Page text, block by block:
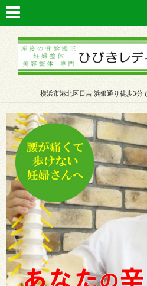
横浜市港北区日吉 浜銀通り徒歩3分